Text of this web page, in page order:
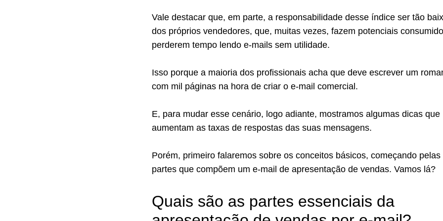
Vale destacar que, em parte, a responsabilidade desse índice ser tão
dos próprios vendedores, que, muitas vezes, fazem potenciais
perderem tempo lendo e-mails sem utilidade.
Isso porque a maioria dos profissionais acha que deve escrever um
com mil páginas na hora de criar o e-mail comercial.
E, para mudar esse cenário, logo adiante, mostramos algumas dicas que
aumentam as taxas de respostas das suas mensagens.
Porém, primeiro falaremos sobre os conceitos básicos, começando pelas
partes que compõem um e-mail de apresentação de vendas. Vamos lá?
Quais são as partes essenciais da